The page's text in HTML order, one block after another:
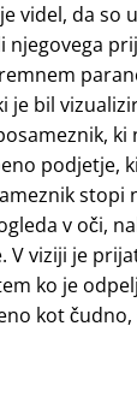
videl, da so
njegovega
je bil
ki
podjetje,
stopi
v oči,
V viziji je
ko je
kot čudno,